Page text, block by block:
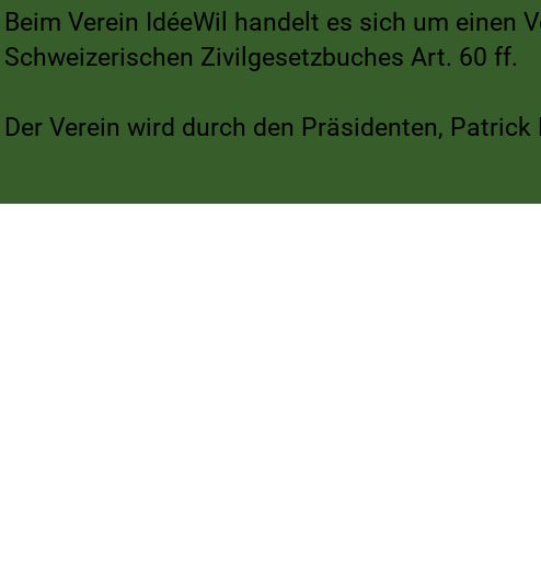
Beim Verein IdéeWil handelt es sich um einen
Schweizerischen Zivilgesetzbuches Art. 60 ff.
Der Verein wird durch den Präsidenten,